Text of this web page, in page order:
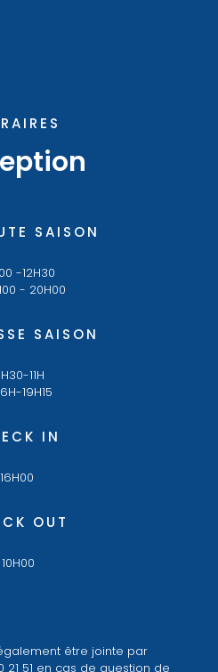
SAISON
-12H30
- 20H00
SAISON
11H
19H15
IN
16H00
OUT
10H00
être jointe par
51 en cas de question de